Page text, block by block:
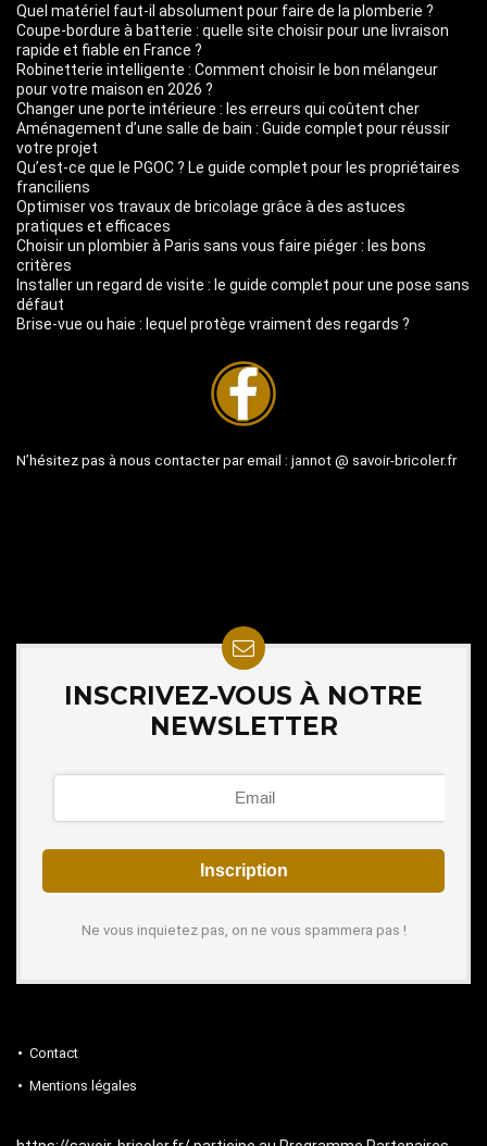
Quel matériel faut-il absolument pour faire de la plomberie ?
Coupe-bordure à batterie : quelle site choisir pour une livraison
rapide et fiable en France ?
Robinetterie intelligente : Comment choisir le bon mélangeur
pour votre maison en 2026 ?
Changer une porte intérieure : les erreurs qui coûtent cher
Aménagement d’une salle de bain : Guide complet pour réussir
votre projet
Qu’est-ce que le PGOC ? Le guide complet pour les propriétaires
franciliens
Optimiser vos travaux de bricolage grâce à des astuces
pratiques et efficaces
Choisir un plombier à Paris sans vous faire piéger : les bons
critères
Installer un regard de visite : le guide complet pour une pose sans
défaut
Brise-vue ou haie : lequel protège vraiment des regards ?
N’hésitez pas à nous contacter par email : jannot @ savoir-bricoler.fr
INSCRIVEZ-VOUS À NOTRE
NEWSLETTER
Ne vous inquietez pas, on ne vous spammera pas !
Contact
Mentions légales